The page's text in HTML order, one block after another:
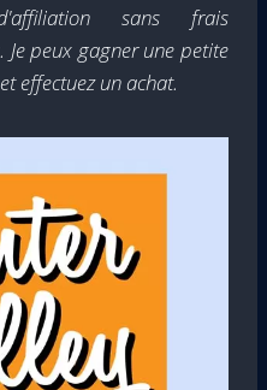
sans frais
peux gagner une petite
effectuez un achat.